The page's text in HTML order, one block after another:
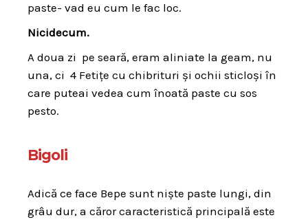
paste- vad eu cum le fac loc.
Nicidecum.
A doua zi pe seară, eram aliniate la geam, nu
una, ci 4 Fetițe cu chibrituri și ochii sticloși în
care puteai vedea cum înoată paste cu sos
pesto.
Bigoli
Adică ce face Bepe sunt niște paste lungi, din
grâu dur, a căror caracteristică principală este